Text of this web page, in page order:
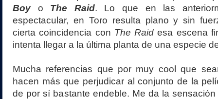
Boy o The Raid. Lo que en las
espectacular, en Toro resulta plano y sin
cierta coincidencia con The Raid esa escena
intenta llegar a la última planta de una especie
Mucha referencias que por muy cool que
hacen más que perjudicar al conjunto de la
de por sí bastante endeble. Me da la